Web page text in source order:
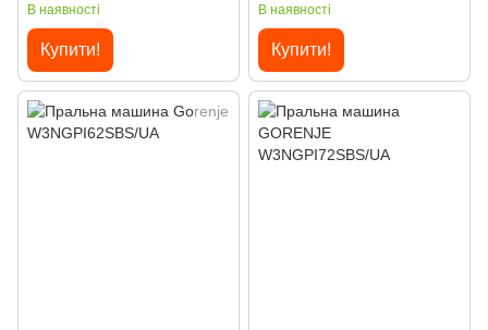
В наявності
Купити!
В наявності
Купити!